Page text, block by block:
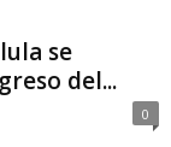
se
del...
0